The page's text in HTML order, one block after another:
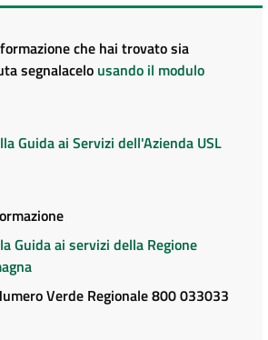
che hai trovato sia
segnalacelo usando il modulo
Guida ai Servizi dell'Azienda USL
Guida ai servizi della Regione
Verde Regionale 800 033033